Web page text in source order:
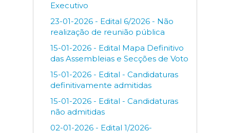
Executivo
23-01-2026 - Edital 6/2026 - Não
realização de reunião pública
15-01-2026 - Edital Mapa Definitivo
das Assembleias e Secções de Voto
15-01-2026 - Edital - Candidaturas
definitivamente admitidas
15-01-2026 - Edital - Candidaturas
não admitidas
02-01-2026 - Edital 1/2026-